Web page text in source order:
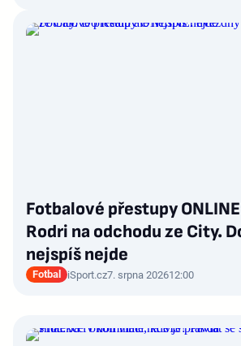
Fotbalové přestupy
Rodri na odchodu ze City.
nejspíš nejde
Fotbal iSport.cz7. srpna 202612:00